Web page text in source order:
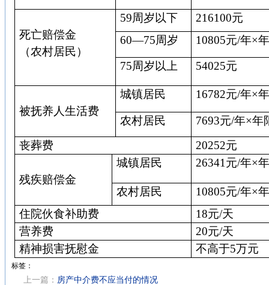
死亡赔偿金
（农村居民）
59周岁以下 216100元
60—75周岁 10805元/年×
75周岁以上 54025元
被抚养人生活费
城镇居民 16782元/年×
农村居民 7693元/年×年
丧葬费
20252元
残疾赔偿金
城镇居民 26341 元/年×
农村居民 10805元/年×
住院伙食补助费
18元/天
营养费
20元/天
精神损害抚慰金
不高于5万元
标签：
上一篇： 房产中介费不应当付的情况